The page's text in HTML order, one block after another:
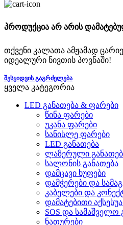
პროდუქცია არ არის
თქვენი კალათა ამჟამად
იდეალური ნივთის პოვნაში!
ᲨᲔᲡᲧᲘᲓᲕᲘᲡ ᲒᲐᲒᲠᲫᲔᲚᲔᲑᲐ
ყველა კატეგორია
LED განათება & ფარები
წინა ფარები
უკანა ფარები
სანისლე ფარები
LED განათება
ლაზერული
სალონის განათება
დამცავი ხუფები
დამჭერები და
კაბელები და
დამატებითი
SOS და სამაშველო
ნათურები